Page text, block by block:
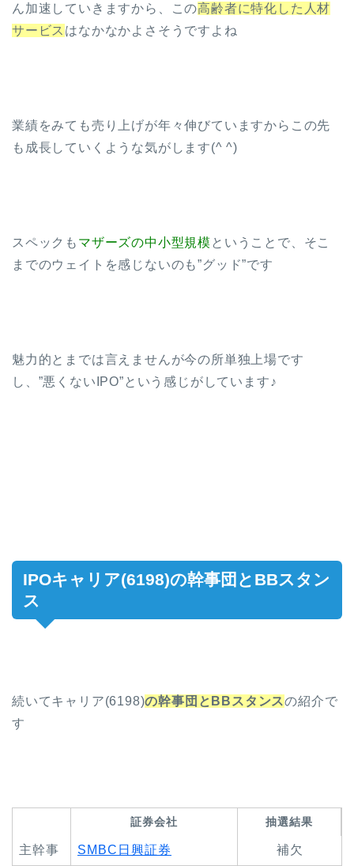
ん加速していきますから、この高齢者に特化した人材
サービス はなかなかよさそうですよね
業績をみても売り上げが年々伸びていますからこの先
も成長していくような気がします(^ ^)
スペックも マザーズの中小型規模 ということで、そこ
までのウェイトを感じないのも”グッド”です
魅力的とまでは言えませんが今の所単独上場です
し、”悪くないIPO”という感じがしています♪
IPOキャリア(6198)の幹事団とBBスタン
ス
続いてキャリア(6198)の幹事団とBBスタンスの紹介で
す
証券会社 抽選結果
主幹事 SMBC日興証券 補欠